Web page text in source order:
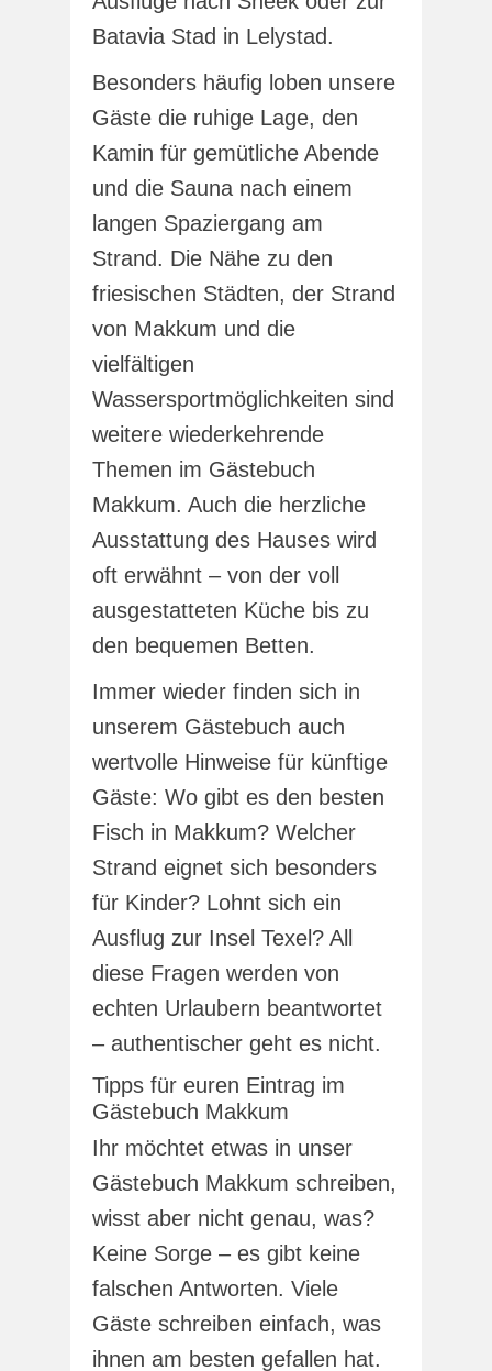
Batavia Stad in Lelystad.
Besonders häufig loben unsere
Gäste die ruhige Lage, den
Kamin für gemütliche Abende
und die Sauna nach einem
langen Spaziergang am
Strand. Die Nähe zu den
friesischen Städten, der Strand
von Makkum und die
vielfältigen
Wassersportmöglichkeiten sind
weitere wiederkehrende
Themen im Gästebuch
Makkum. Auch die herzliche
Ausstattung des Hauses wird
oft erwähnt – von der voll
ausgestatteten Küche bis zu
den bequemen Betten.
Immer wieder finden sich in
unserem Gästebuch auch
wertvolle Hinweise für künftige
Gäste: Wo gibt es den besten
Fisch in Makkum? Welcher
Strand eignet sich besonders
für Kinder? Lohnt sich ein
Ausflug zur Insel Texel? All
diese Fragen werden von
echten Urlaubern beantwortet
– authentischer geht es nicht.
Tipps für euren Eintrag im
Gästebuch Makkum
Ihr möchtet etwas in unser
Gästebuch Makkum schreiben,
wisst aber nicht genau, was?
Keine Sorge – es gibt keine
falschen Antworten. Viele
Gäste schreiben einfach, was
ihnen am besten gefallen hat.